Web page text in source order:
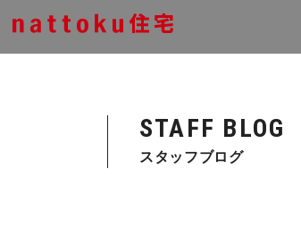
STAFF BLOG
スタッフブログ